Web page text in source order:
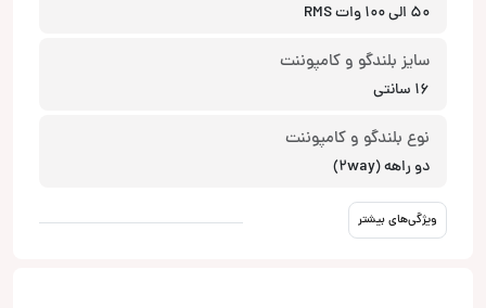
50 الی 100 وات RMS
سایز بلندگو و کامپوننت
16 سانتی
نوع بلندگو و کامپوننت
دو راهه (2way)
ویژگی‌های بیشتر